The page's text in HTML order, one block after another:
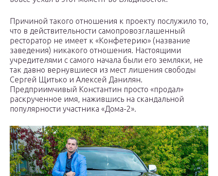
Причиной такого отношения к проекту послужило то,
что в действительности самопровозглашенный
ресторатор не имеет к «Конфетерию» (название
заведения) никакого отношения. Настоящими
учредителями с самого начала были его земляки, не
так давно вернувшиеся из мест лишения свободы
Сергей Щитько и Алексей Данилян.
Предприимчивый Константин просто «продал»
раскрученное имя, нажившись на скандальной
популярности участника «Дома-2».